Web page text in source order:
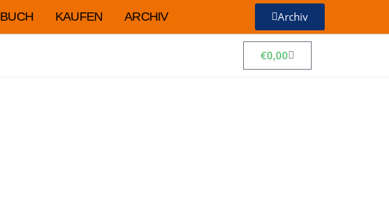
KAUFEN ARCHIV Archiv
€0,00